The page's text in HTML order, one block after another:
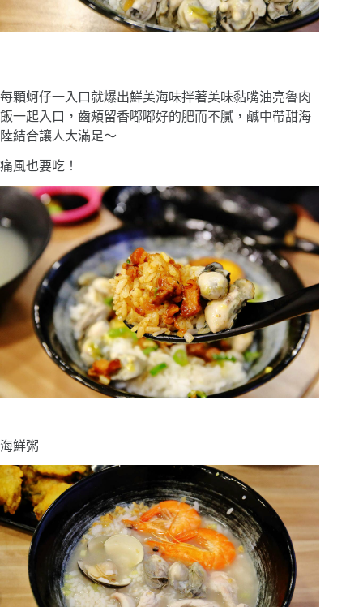
每顆蚵仔一入口就爆出鮮美海味拌著美味黏嘴油亮魯肉
飯一起入口，齒頰留香嘟嘟好的肥而不膩，鹹中帶甜海
陸結合讓人大滿足〜
痛風也要吃！
海鮮粥